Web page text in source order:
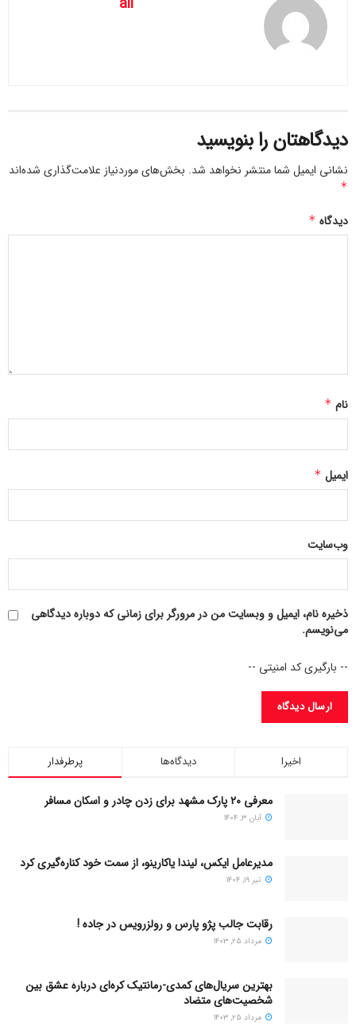
دیدگاهتان را بنویسید
نشانی ایمیل شما منتشر نخواهد شد. بخش‌های موردنیاز علامت‌گذاری شده‌اند
*
دیدگاه*
نام*
ایمیل*
وب‌سایت
ذخیره نام، ایمیل و وبسایت من در مرورگر برای زمانی که دوباره دیدگاهی
می‌نویسم.
-- بارگیری کد امنیتی --
پرطرفدار دیدگاه‌ها اخیرا
معرفی ۲۰ پارک مشهد برای زدن چادر و اسکان مسافر
آبان ۳, ۱۴۰۴
مدیرعامل ایکس، لیندا یاکارینو، از سمت خود کناره‌گیری کرد
تیر ۱۹, ۱۴۰۴
رقابت جالب پژو پارس و رولزرویس در جاده !
مرداد ۲۵, ۱۴۰۳
بهترین سریال‌های کمدی-رمانتیک کره‌ای دربارۀ عشق بین
شخصیت‌های متضاد
مرداد ۲۵, ۱۴۰۳